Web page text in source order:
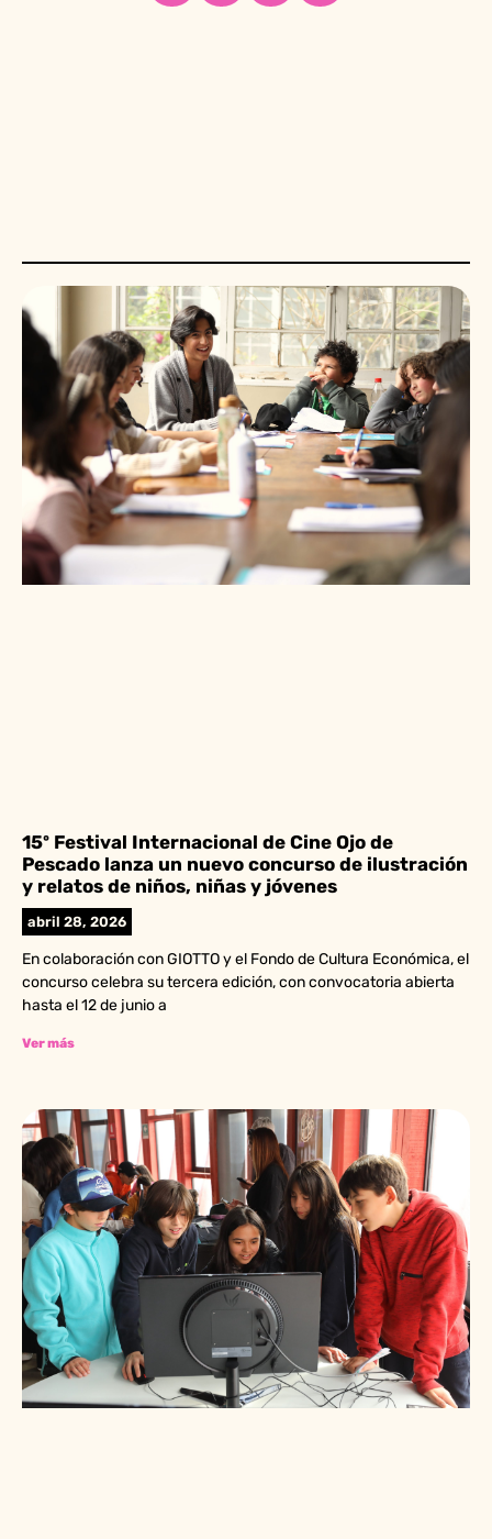
15º Festival Internacional de Cine Ojo de
Pescado lanza un nuevo concurso de ilustración
y relatos de niños, niñas y jóvenes
abril 28, 2026
En colaboración con GIOTTO y el Fondo de Cultura Económica, el
concurso celebra su tercera edición, con convocatoria abierta
hasta el 12 de junio a
Ver más